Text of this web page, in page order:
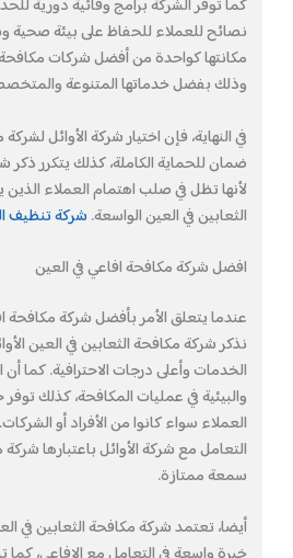
كما توفر الشركة برامج وقائية دورية
نصائح للعملاء للحفاظ على بيئة صحية
مكانتها كواحدة من أفضل شركات مكافحة
وذلك بفضل خدماتها المتنوعة
في النهاية، فإن اختيار شركة الأوائل
ضمان للحماية الكاملة، كذلك يتكرر ذكر
لأنها تظل في صلب اهتمام العملاء
الثعابين في العين الواسعة.شركة تنظيف
افضل شركة مكافحة افاعي في العين
عندما يتعلق الأمر بأفضل شركة مكافحة
نذكر شركة مكافحة الثعابين في العين
الخدمات وأعلى درجات الاحترافية. كما أن
والبيئية في عمليات المكافحة، كذلك
العملاء سواء كانوا من الأفراد أو
التعامل مع شركة الأوائل باعتبارها
سمعة ممتازة.
أيضا، تعتمد شركة مكافحة الثعابين في